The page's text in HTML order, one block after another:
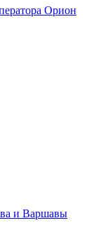
Орион
и Варшавы